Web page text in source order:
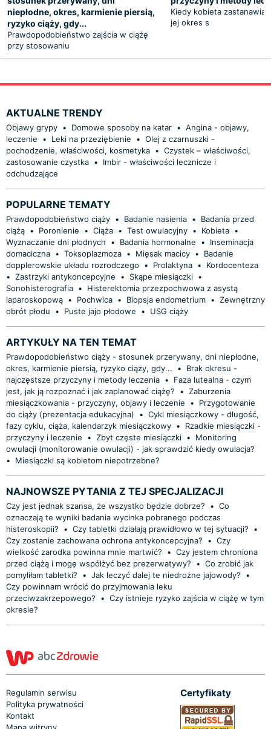
niepłodne, okres, karmienie piersią,
ryzyko ciąży, gdy...
Prawdopodobieństwo zajścia w ciążę
przy stosowaniu
Kiedy kobieta zastanawia
jej okres s
AKTUALNE TRENDY
Objawy grypy • Domowe sposoby na katar • Angina - objawy,
leczenie
• Leki na przeziębienie • Olej z czarnuszki -
pochodzenie, właściwości, kosmetyka • Czystek – właściwości,
zastosowanie czystka •
Imbir - właściwości lecznicze i
odchudzające
POPULARNE TEMATY
Prawdopodobieństwo ciąży • Badanie nasienia •
Badania przed
ciążą • Poronienie • Ciąża • Test owulacyjny • Kobieta •
Wyznaczanie dni płodnych
• Badania hormonalne •
Inseminacja
domaciczna • Toksoplazmoza • Mięsak macicy •
Badanie
dopplerowskie układu rozrodczego
• Prolaktyna •
Kordocenteza
• Zastrzyki antykoncepcyjne • Skąpe miesiączki •
Sonohisterografia •
Histerektomia przezpochwowa z asystą
laparoskopową • Pochwica • Biopsja endometrium • Zewnętrzny
obrót płodu
• Puste jajo płodowe • USG ciąży
ARTYKUŁY NA TEN TEMAT
Prawdopodobieństwo ciąży - stosunek przerywany, dni niepłodne,
okres, karmienie piersią, ryzyko ciąży, gdy...
•
Brak okresu -
najczęstsze przyczyny i metody leczenia •
Faza lutealna - czym
jest, jak ją rozpoznać i jak zaplanować ciążę?
• Zaburzenia
miesiączkowania - przyczyny, objawy i leczenie
•
Przygotowanie
do ciąży (prezentacja edukacyjna)
• Cykl miesiączkowy - długość,
fazy cyklu, ciąża, kalendarzyk miesiączkowy •
Rzadkie miesiączki -
przyczyny i leczenie
• Zbyt częste miesiączki •
Monitoring
owulacji (monitorowanie owulacji) - jak sprawdzić kiedy owulacja?
•
Miesiączki są kobietom niepotrzebne?
NAJNOWSZE PYTANIA Z TEJ SPECJALIZACJI
Czy jest jednak szansa, że wszystko będzie dobrze? • Co
oznaczają te wyniki badania wycinka pobranego podczas
histeroskopii?
• Czy tabletki działają prawidłowo w tej sytuacji?
•
Czy zostanie zachowana ochrona antykoncepcyjna?
• Czy
wielkość zarodka powinna mnie martwić?
• Czy jestem chroniona
przed ciążą i mogę współżyć bez prezerwatywy?
• Co zrobić jak
pomyliłam tabletki?
• Jak leczyć dalej te niedrożne jajowody?
•
Czy powinnam wrócić do przyjmowania leku
przeciwzakrzepowego?
• Czy istnieje ryzyko zajścia w ciążę w tym
okresie?
Regulamin serwisu
Polityka prywatności
Kontakt
Certyfikaty